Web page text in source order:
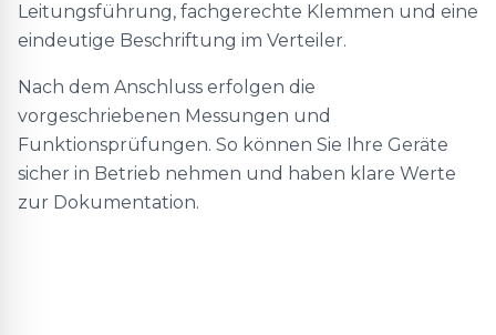
Leitungsführung, fachgerechte Klemmen und eine
eindeutige Beschriftung im Verteiler.
Nach dem Anschluss erfolgen die
vorgeschriebenen Messungen und
Funktionsprüfungen. So können Sie Ihre Geräte
sicher in Betrieb nehmen und haben klare Werte
zur Dokumentation.